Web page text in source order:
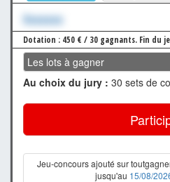
Xxxxxxx
Dotation : 450 € / 30 gagnants. Fin du
Les lots à gagner
Au choix du jury : 30 sets de
Jeu-concours ajouté sur
jusqu'au 15/08/